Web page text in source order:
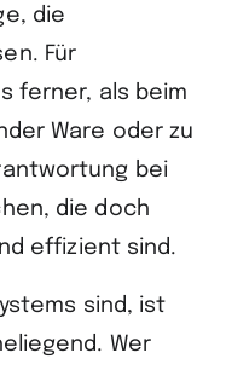
die
Für
ferner, als beim
Ware oder zu
bei
die doch
effizient sind.
sind, ist
Wer